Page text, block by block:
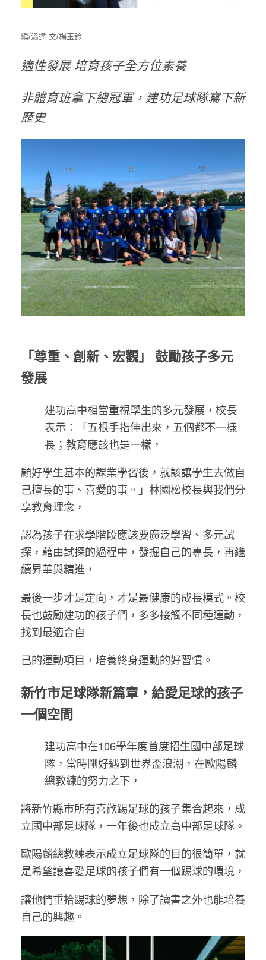
編/溫逵.文/楊玉鈴
適性發展 培育孩子全方位素養
非體育班拿下總冠軍，建功足球隊寫下新
歷史
「尊重、創新、宏觀」 鼓勵孩子多元
發展
建功高中相當重視學生的多元發展，校長
表示：「五根手指伸出來，五個都不一樣
長；教育應該也是一樣，
顧好學生基本的課業學習後，就該讓學生去做自
己擅長的事、喜愛的事。」林國松校長與我們分
享教育理念，
認為孩子在求學階段應該要廣泛學習、多元試
探，藉由試探的過程中，發掘自己的專長，再繼
續昇華與精進，
最後一步才是定向，才是最健康的成長模式。校
長也鼓勵建功的孩子們，多多接觸不同種運動，
找到最適合自
己的運動項目，培養終身運動的好習慣。
新竹市足球隊新篇章，給愛足球的孩子
一個空間
建功高中在106學年度首度招生國中部足球
隊，當時剛好遇到世界盃浪潮，在歐陽麟
總教練的努力之下，
將新竹縣市所有喜歡踢足球的孩子集合起來，成
立國中部足球隊，一年後也成立高中部足球隊。
歐陽麟總教練表示成立足球隊的目的很簡單，就
是希望讓喜愛足球的孩子們有一個踢球的環境，
讓他們重拾踢球的夢想，除了讀書之外也能培養
自己的興趣。